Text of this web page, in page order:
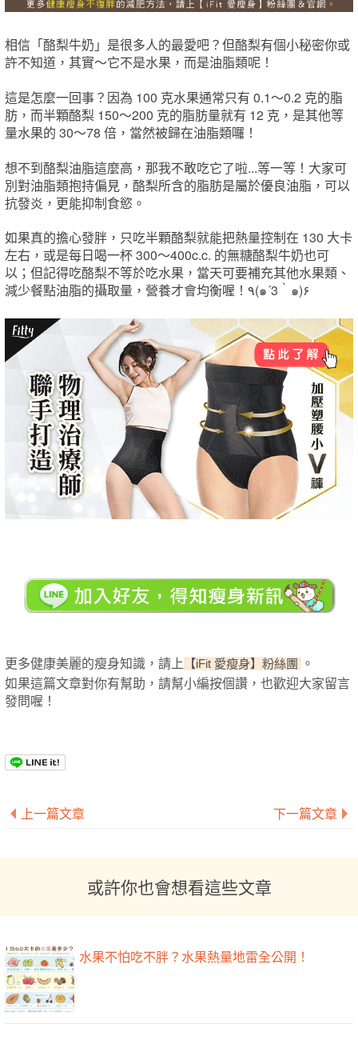
相信「酪梨牛奶」是很多人的最愛吧？但酪梨有個小秘密你或
許不知道，其實～它不是水果，而是油脂類呢！
這是怎麼一回事？因為 100 克水果通常只有 0.1～0.2 克的脂
肪，而半顆酪梨 150～200 克的脂肪量就有 12 克，是其他等
量水果的 30～78 倍，當然被歸在油脂類囉！
想不到酪梨油脂這麼高，那我不敢吃它了啦...等一等！大家可
別對油脂類抱持偏見，酪梨所含的脂肪是屬於優良油脂，可以
抗發炎，更能抑制食慾。
如果真的擔心發胖，只吃半顆酪梨就能把熱量控制在 130 大卡
左右，或是每日喝一杯 300～400c.c. 的無糖酪梨牛奶也可
以；但記得吃酪梨不等於吃水果，當天可要補充其他水果類、
減少餐點油脂的攝取量，營養才會均衡喔！٩(๑´3｀๑)۶
更多健康美麗的瘦身知識，請上 【iFit 愛瘦身】粉絲團
。
如果這篇文章對你有幫助，請幫小編按個讚，也歡迎大家留言
發問喔！
上一篇文章 下一篇文章
或許你也會想看這些文章
水果不怕吃不胖？水果熱量地雷全公開！